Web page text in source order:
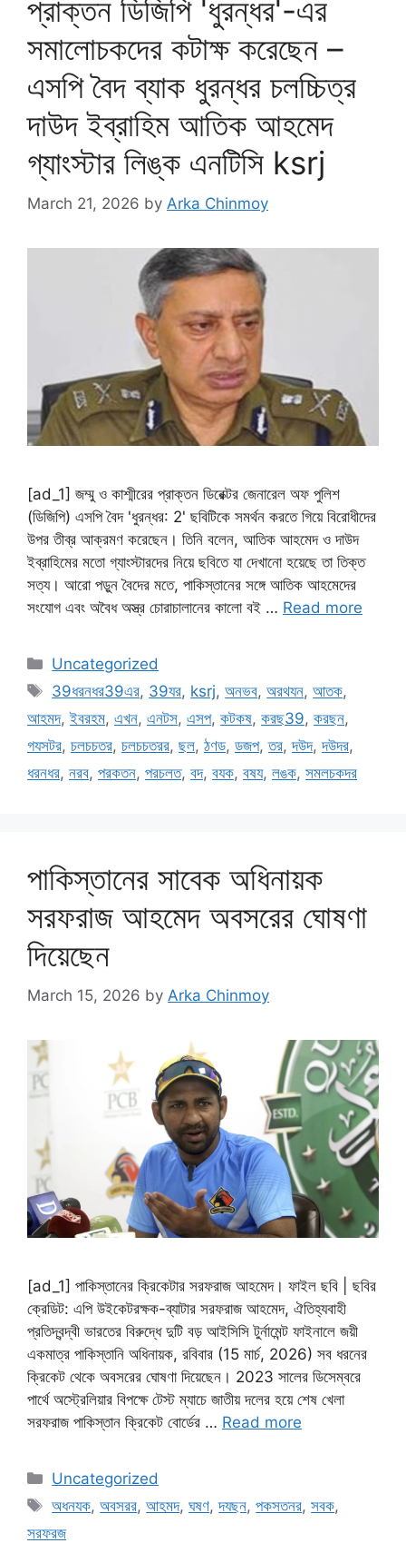
প্রাক্তন ডিজিপি 'ধুরন্ধর'-এর
সমালোচকদের কটাক্ষ করেছেন –
এসপি বৈদ ব্যাক ধুরন্ধর চলচ্চিত্র
দাউদ ইব্রাহিম আতিক আহমেদ
গ্যাংস্টার লিঙ্ক এনটিসি ksrj
March 21, 2026 by Arka Chinmoy
[ad_1] জম্মু ও কাশ্মীরের প্রাক্তন ডিরেক্টর জেনারেল অফ পুলিশ
(ডিজিপি) এসপি বৈদ 'ধুরন্ধর: 2' ছবিটিকে সমর্থন করতে গিয়ে বিরোধীদের
উপর তীব্র আক্রমণ করেছেন। তিনি বলেন, আতিক আহমেদ ও দাউদ
ইব্রাহিমের মতো গ্যাংস্টারদের নিয়ে ছবিতে যা দেখানো হয়েছে তা তিক্ত
সত্য। আরো পড়ুন বৈদের মতে, পাকিস্তানের সঙ্গে আতিক আহমেদের
সংযোগ এবং অবৈধ অস্ত্র চোরাচালানের কালো বই … Read more
Categories
Uncategorized
Tags
39ধরনধর39এর, 39যর, ksrj,অনভব,অরথযন,আতক,
আহমদ,ইবরহম, এখন, এনটস, এসপ, কটকষ, করছ39, করছন,
গযসটর, চলচচতর, চলচচতরর, ছল, ঠণড, ডজপ,তর,দউদ,দউদর,
ধরনধর, নরব, পরকতন, পরচলত, বদ, বযক, বষয, লঙক, সমলচকদর
পাকিস্তানের সাবেক অধিনায়ক
সরফরাজ আহমেদ অবসরের ঘোষণা
দিয়েছেন
March 15, 2026 by Arka Chinmoy
[ad_1] পাকিস্তানের ক্রিকেটার সরফরাজ আহমেদ। ফাইল ছবি | ছবির
ক্রেডিট: এপি উইকেটরক্ষক-ব্যাটার সরফরাজ আহমেদ, ঐতিহ্যবাহী
প্রতিদ্বন্দ্বী ভারতের বিরুদ্ধে দুটি বড় আইসিসি টুর্নামেন্ট ফাইনালে জয়ী
একমাত্র পাকিস্তানি অধিনায়ক, রবিবার (15 মার্চ, 2026) সব ধরনের
ক্রিকেট থেকে অবসরের ঘোষণা দিয়েছেন। 2023 সালের ডিসেম্বরে
পার্থে অস্ট্রেলিয়ার বিপক্ষে টেস্ট ম্যাচে জাতীয় দলের হয়ে শেষ খেলা
সরফরাজ পাকিস্তান ক্রিকেট বোর্ডের … Read more
Categories
Uncategorized
Tags
অধনযক,অবসরর,আহমদ,ঘষণ,দযছন,পকসতনর,সবক,
সরফরজ